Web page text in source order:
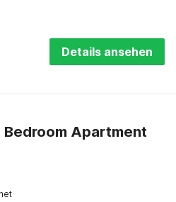
Details ansehen
Apartment